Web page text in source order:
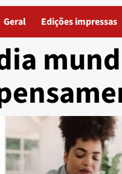
Geral Edições impressas